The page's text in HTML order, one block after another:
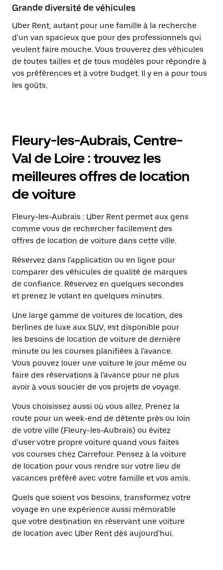
Grande diversité de véhicules
Uber Rent, autant pour une famille à la recherche
d'un van spacieux que pour des professionnels qui
veulent faire mouche. Vous trouverez des véhicules
de toutes tailles et de tous modèles pour répondre à
vos préférences et à votre budget. Il y en a pour tous
les goûts.
Fleury-les-Aubrais, Centre-
Val de Loire : trouvez les
meilleures offres de location
de voiture
Fleury-les-Aubrais : Uber Rent permet aux gens
comme vous de rechercher facilement des
offres de location de voiture dans cette ville.
Réservez dans l'application ou en ligne pour
comparer des véhicules de qualité de marques
de confiance. Réservez en quelques secondes
et prenez le volant en quelques minutes.
Une large gamme de voitures de location, des
berlines de luxe aux SUV, est disponible pour
les besoins de location de voiture de dernière
minute ou les courses planifiées à l'avance.
Vous pouvez louer une voiture le jour même ou
faire des réservations à l'avance pour ne plus
avoir à vous soucier de vos projets de voyage.
Vous choisissez aussi où vous allez. Prenez la
route pour un week-end de détente près ou loin
de votre ville (Fleury-les-Aubrais) ou évitez
d'user votre propre voiture quand vous faites
vos courses chez Carrefour. Pensez à la voiture
de location pour vous rendre sur votre lieu de
vacances préféré avec votre famille et vos amis.
Quels que soient vos besoins, transformez votre
voyage en une expérience aussi mémorable
que votre destination en réservant une voiture
de location avec Uber Rent dès aujourd'hui.